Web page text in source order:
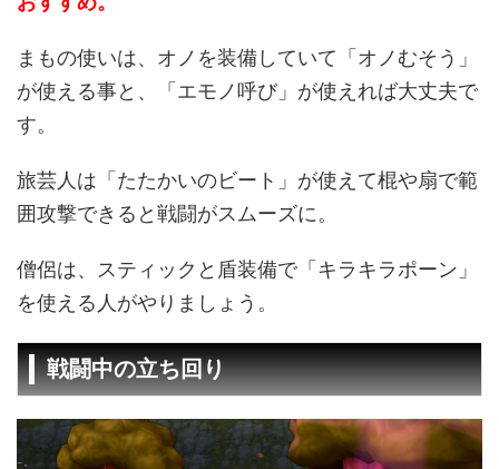
まもの使いは、オノを装備していて「オノむそう」
が使える事と、「エモノ呼び」が使えれば大丈夫で
す。
旅芸人は「たたかいのビート」が使えて棍や扇で範
囲攻撃できると戦闘がスムーズに。
僧侶は、スティックと盾装備で「キラキラポーン」
を使える人がやりましょう。
戦闘中の立ち回り